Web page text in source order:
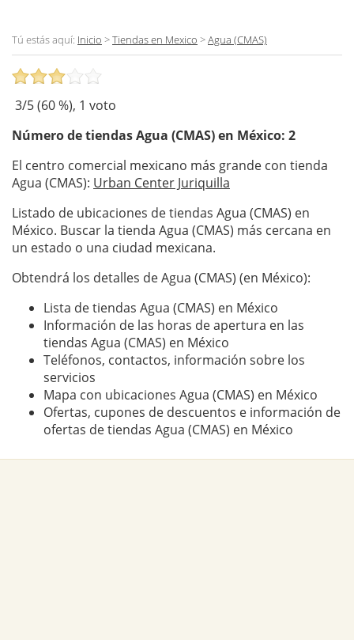
Tú estás aquí: Inicio >Tiendas en Mexico >Agua (CMAS)
3/5 (60%), 1 voto
Número de tiendasAgua (CMAS)en México: 2
El centro comercial mexicano más grande con tienda
Agua (CMAS): Urban Center Juriquilla
Listado de ubicaciones de tiendas Agua (CMAS) en
México. Buscar la tienda Agua (CMAS) más cercana en
un estado o una ciudad mexicana.
Obtendrá los detalles de Agua (CMAS) (en México):
Lista de tiendas Agua (CMAS) en México
Información de las horas de apertura en las
tiendas Agua (CMAS) en México
Teléfonos, contactos, información sobre los
servicios
Mapa con ubicaciones Agua (CMAS) en México
Ofertas, cupones de descuentos e información de
ofertas de tiendas Agua (CMAS) en México